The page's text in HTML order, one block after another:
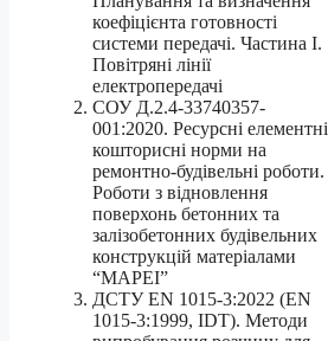
коефіцієнта готовності
системи передачі. Частина І.
Повітряні лінії
електропередачі
СОУ Д.2.4-33740357-
001:2020. Ресурсні елементні
кошторисні норми на
ремонтно-будівельні роботи.
Роботи з відновлення
поверхонь бетонних та
залізобетонних будівельних
конструкцій матеріалами
“МАРЕІ”
ДСТУ EN 1015-3:2022 (EN
1015-3:1999, IDT). Методи